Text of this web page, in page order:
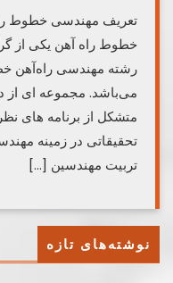
تعریف مهندسی خطوط
خطوط راه آهن یکی از
رشته مهندسی راه‌آهن
می‌باشد. مجموعه ای
متشکل از برنامه های
تحقیقاتی در زمینه
تربیت مهندسین […]
نوشته‌های تازه